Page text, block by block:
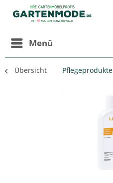
Menü
Übersicht Pflegeprodukte